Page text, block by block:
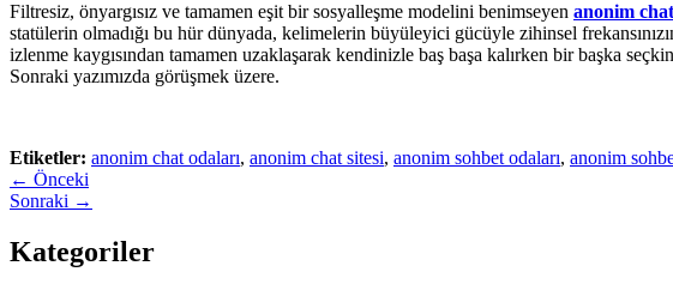
Filtresiz, önyargısız ve tamamen eşit bir sosyalleşme modelini benimseyen anonim
statülerin olmadığı bu hür dünyada, kelimelerin büyüleyici gücüyle zihinsel
izlenme kaygısından tamamen uzaklaşarak kendinizle baş başa kalırken bir başka
Sonraki yazımızda görüşmek üzere.
Etiketler: anonim chat odaları, anonim chat sitesi, anonim sohbet odaları, anonim
← Önceki
Sonraki →
Kategoriler